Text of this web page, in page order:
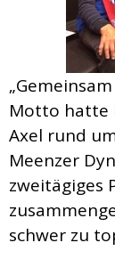
Motto hatte
Axel rund
Meenzer
zweitägiges
schwer zu